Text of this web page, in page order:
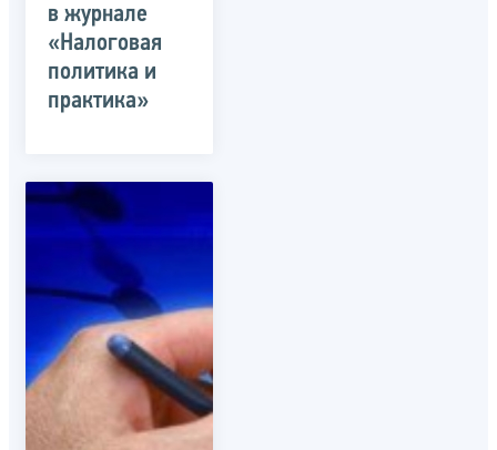
в журнале
«Налоговая
политика и
практика»